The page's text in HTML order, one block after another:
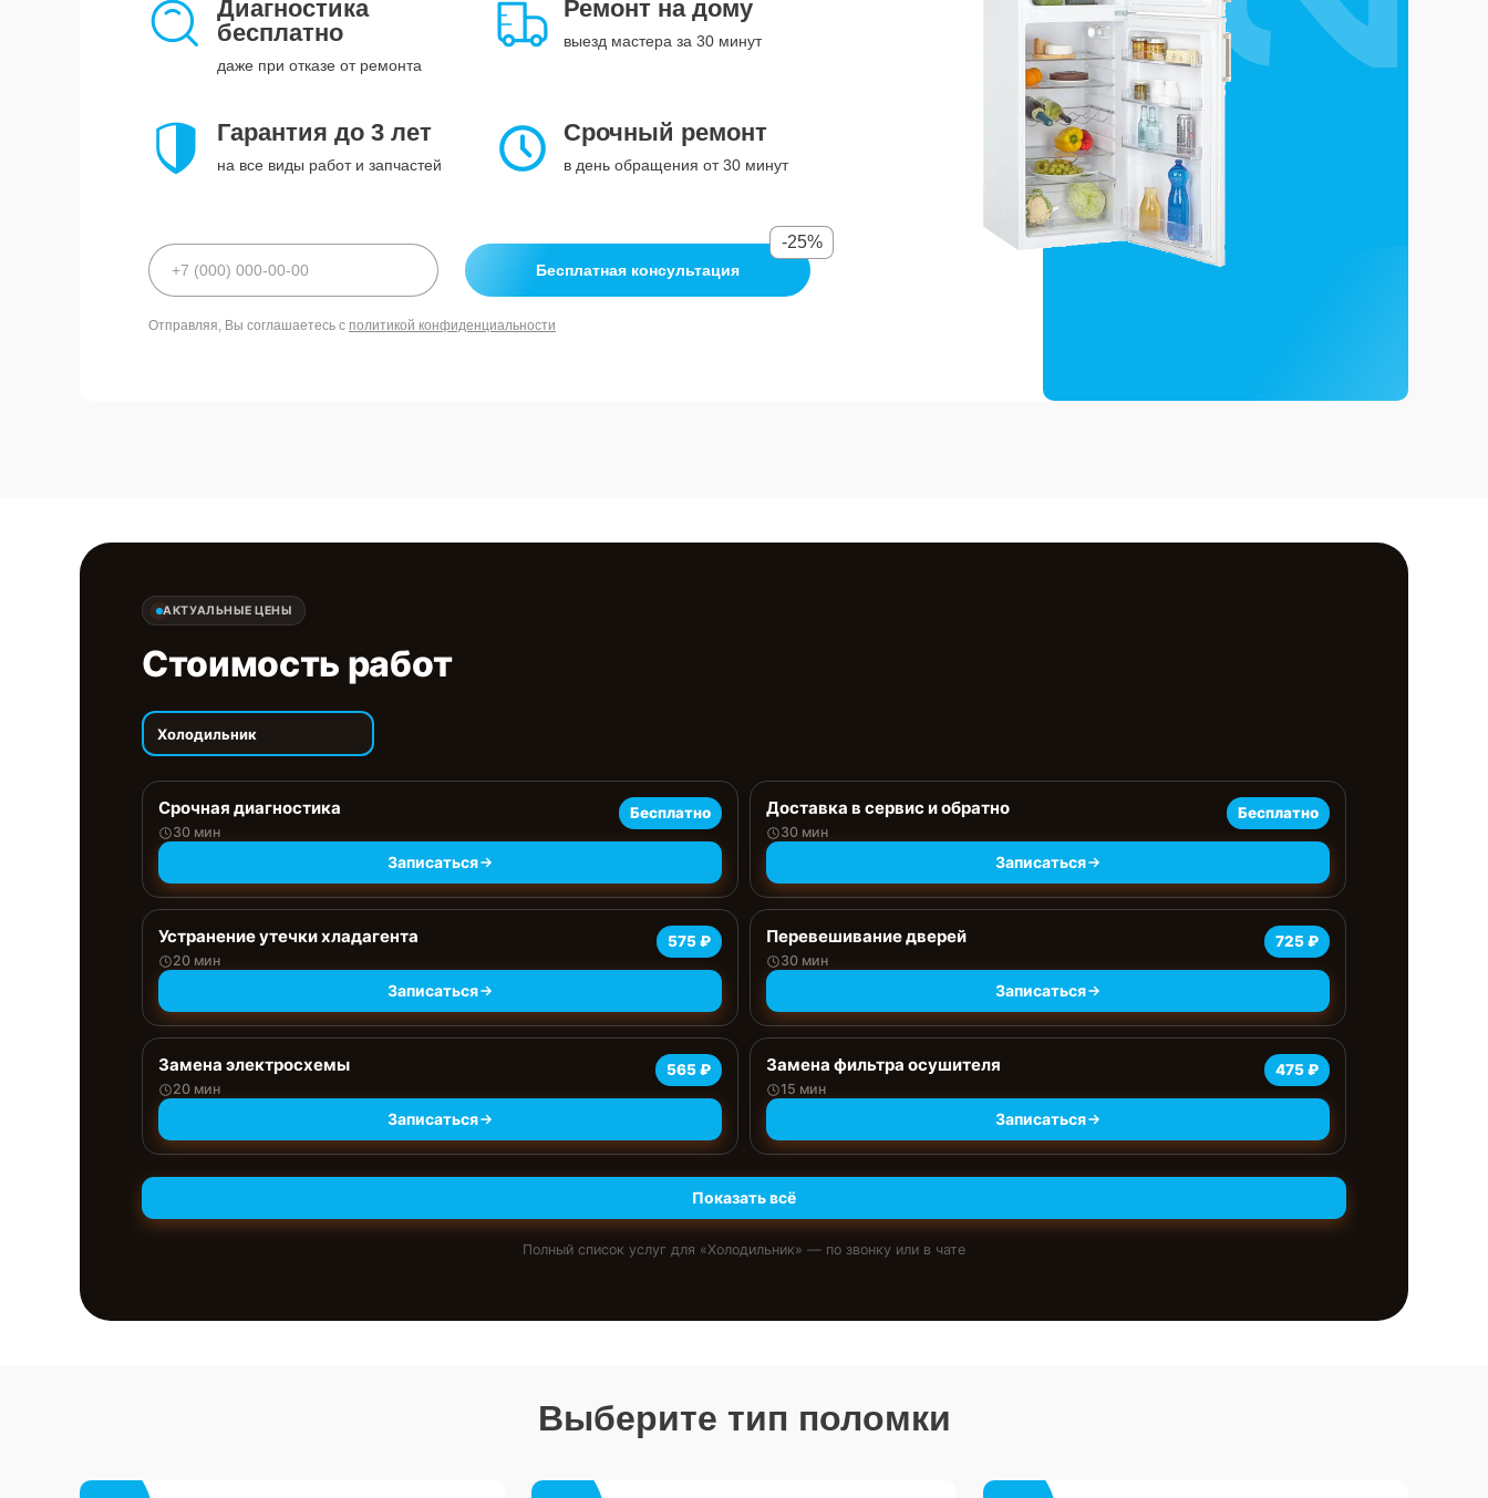
Диагностика
бесплатно
даже при отказе от ремонта
Ремонт на дому
выезд мастера за 30 минут
Гарантия до 3 лет
на все виды работ и запчастей
Срочный ремонт
в день обращения от 30 минут
Бесплатная консультация
-25%
Отправляя, Вы соглашаетесь с политикой конфиденциальности
АКТУАЛЬНЫЕ ЦЕНЫ
Стоимость работ
Холодильник
Срочная диагностика
30 мин
Бесплатно
Записаться
Доставка в сервис и обратно
30 мин
Бесплатно
Записаться
Устранение утечки хладагента
20 мин
575 ₽
Записаться
Перевешивание дверей
30 мин
725 ₽
Записаться
Замена электросхемы
20 мин
565 ₽
Записаться
Замена фильтра осушителя
15 мин
475 ₽
Записаться
Показать всё
Полный список услуг для «Холодильник» — по звонку или в чате
Выберите тип поломки